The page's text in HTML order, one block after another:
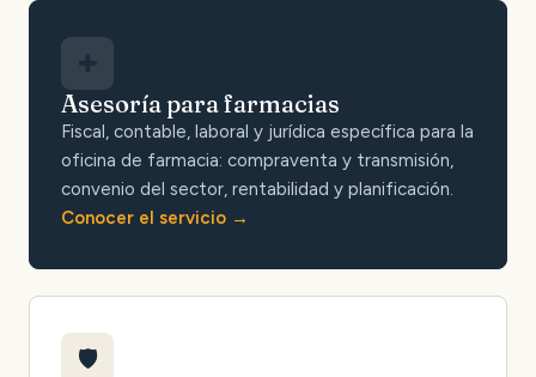
Asesoría para farmacias
Fiscal, contable, laboral y jurídica específica para la
oficina de farmacia: compraventa y transmisión,
convenio del sector, rentabilidad y planificación.
Conocer el servicio
🛡️